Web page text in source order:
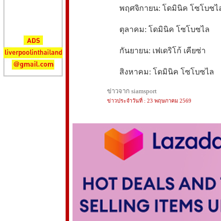
พฤศจิกายน: โดมินิค โซโบซไ
ตุลาคม: โดมินิค โซโบซไล
กันยายน: เฟเดริโก้ เคียซ่า
สิงหาคม: โดมินิค โซโบซไล
ข่าวจาก siamsport
ข่าวประจำวันที่ : 23 พฤษภาคม 2569